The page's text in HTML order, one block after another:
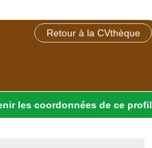
Retour à la CVthèque
les coordonnées de ce profil